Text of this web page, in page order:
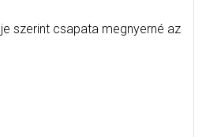
szerint csapata megnyerné az